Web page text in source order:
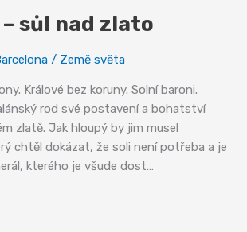
sůl nad zlato
/ Země světa
Králové bez koruny. Solní baroni.
rod své postavení a bohatství
zlatě. Jak hloupý by jim musel
chtěl dokázat, že soli není potřeba a je
kterého je všude dost…